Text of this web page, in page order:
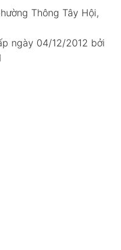
Thông Tây Hội,
ngày 04/12/2012 bởi